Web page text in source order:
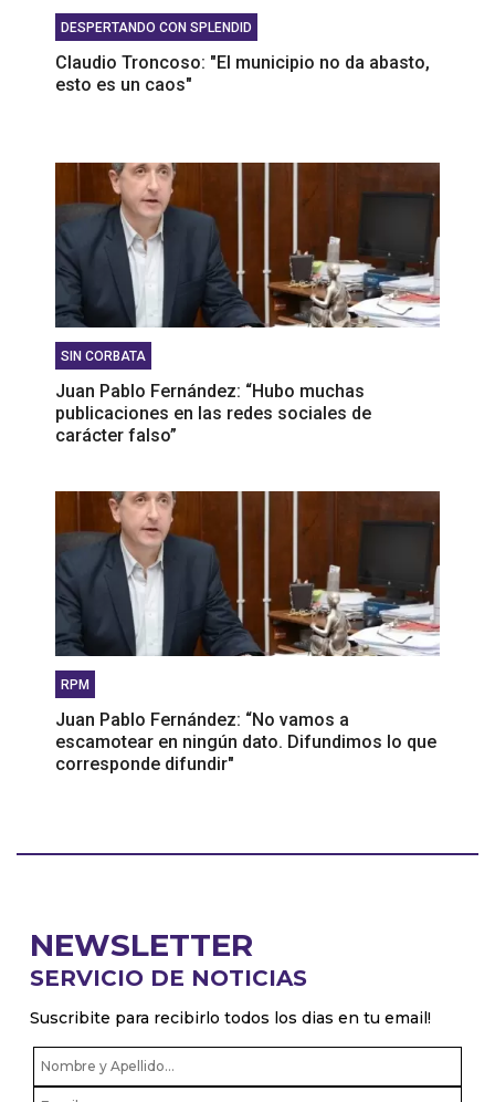
DESPERTANDO CON SPLENDID
Claudio Troncoso: "El municipio no da abasto,
esto es un caos"
SIN CORBATA
Juan Pablo Fernández: “Hubo muchas
publicaciones en las redes sociales de
carácter falso”
RPM
Juan Pablo Fernández: “No vamos a
escamotear en ningún dato. Difundimos lo que
corresponde difundir"
NEWSLETTER
SERVICIO DE NOTICIAS
Suscribite para recibirlo todos los dias en tu email!